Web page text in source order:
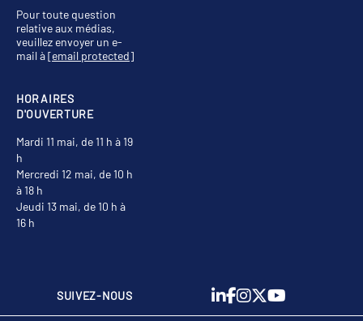
HORAIRES
D'OUVERTURE
Mardi 11 mai, de 11 h à 19
h
Mercredi 12 mai, de 10 h
à 18 h
Jeudi 13 mai, de 10 h à
16 h
Pour toute question
relative aux médias,
veuillez envoyer un e-
mail à[email protected]
SUIVEZ-NOUS